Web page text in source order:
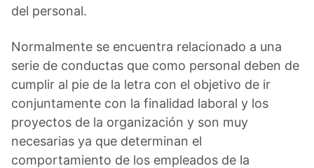
del personal.
Normalmente se encuentra relacionado a una
serie de conductas que como personal deben de
cumplir al pie de la letra con el objetivo de ir
conjuntamente con la finalidad laboral y los
proyectos de la organización y son muy
necesarias ya que determinan el
comportamiento de los empleados de la